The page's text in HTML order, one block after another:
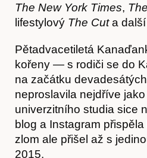
The New York Times,
lifestylový The Cuta další
Pětadvacetiletá
kořeny — s rodiči se do
na začátku
neproslavila nejdříve
univerzitního studia sice
blog a Instagram
zlom ale přišel až s
2015.